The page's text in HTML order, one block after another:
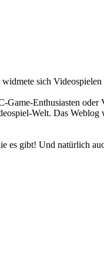
widmete sich
Game-Enthusiasten
Welt. Das Weblog
es gibt! Und natürlich